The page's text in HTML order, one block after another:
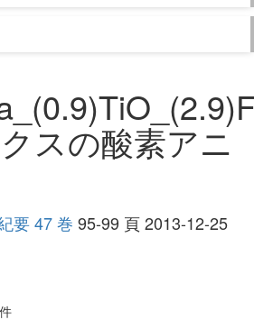
スの酸素アニ
要 47 巻 95-99 頁 2013-12-25
件